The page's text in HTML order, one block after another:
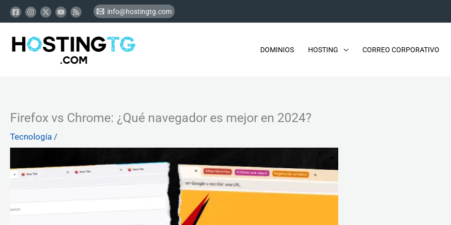
al
contenido
info@hostingtg.com
DOMINIOS HOSTING CORREO CORPORATIVO
Firefox vs Chrome: ¿Qué navegador es mejor en 2024?
Tecnología /